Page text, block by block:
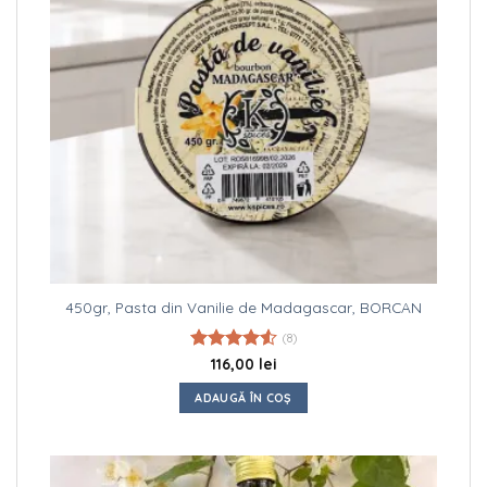
450gr, Pasta din Vanilie de Madagascar, BORCAN
Evaluat la
4.50din 5
(8)
116,00 lei
ADAUGĂ ÎN COȘ